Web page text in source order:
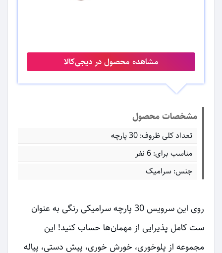
مشاهده محصول در دیجی‌کالا
مشخصات محصول
تعداد کلی ظروف: 30 پارچه
مناسب برای: 6 نفر
جنس: سرامیک
روی این سرویس 30 پارچه سرامیکی رنگی به عنوان
ست کامل پذیرایی از مهمان‌ها حساب کنید! این
مجموعه از پلوخوری، خورش خوری، پیش دستی، پیاله